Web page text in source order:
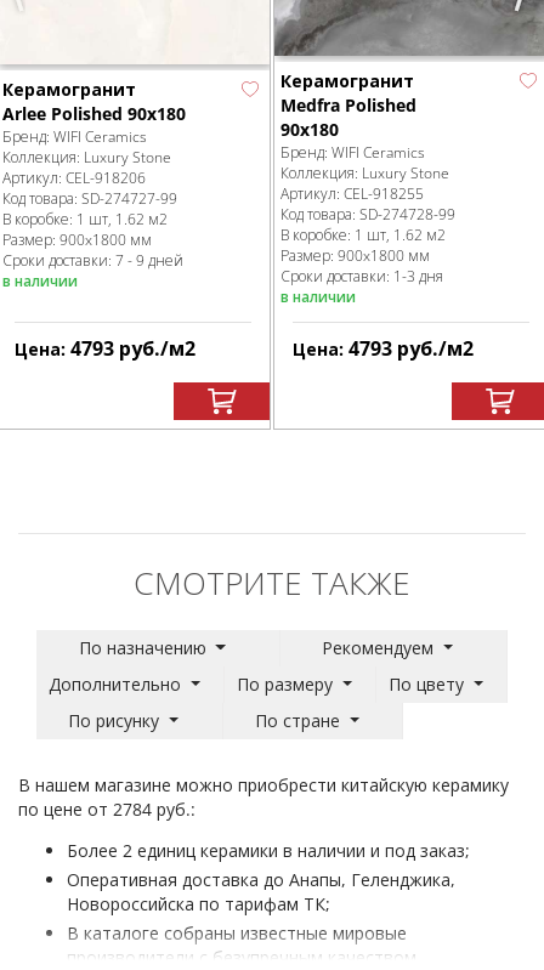
Керамогранит
Arlee Polished 90x180
Бренд: WIFI Ceramics
Коллекция: Luxury Stone
Артикул: CEL-918206
Код товара: SD-274727-99
В коробке: 1 шт, 1.62 м2
Размер: 900x1800 мм
Сроки доставки: 7 - 9 дней
в наличии
Цена: 4793 руб./м2
Керамогранит
Medfra Polished
90x180
Бренд: WIFI Ceramics
Коллекция: Luxury Stone
Артикул: CEL-918255
Код товара: SD-274728-99
В коробке: 1 шт, 1.62 м2
Размер: 900x1800 мм
Сроки доставки: 1-3 дня
в наличии
Цена: 4793 руб./м2
СМОТРИТЕ ТАКЖЕ
По назначению
Рекомендуем
Дополнительно
По размеру
По цвету
По рисунку
По стране
В нашем магазине можно приобрести китайскую керамику
по цене от 2784 руб.:
Более 2 единиц керамики в наличии и под заказ;
Оперативная доставка до Анапы, Геленджика,
Новороссийска по тарифам ТК;
В каталоге собраны известные мировые
производители с безупречным качеством